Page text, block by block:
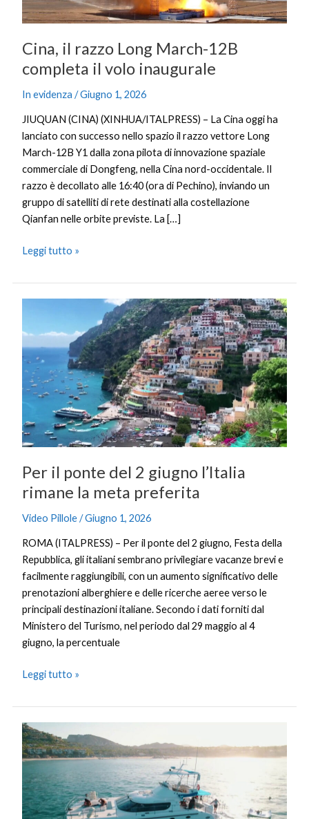
Cina, il razzo Long March-12B
completa il volo inaugurale
In evidenza /Giugno 1, 2026
JIUQUAN (CINA) (XINHUA/ITALPRESS) – La Cina oggi ha
lanciato con successo nello spazio il razzo vettore Long
March-12B Y1 dalla zona pilota di innovazione spaziale
commerciale di Dongfeng, nella Cina nord-occidentale. Il
razzo è decollato alle 16:40 (ora di Pechino), inviando un
gruppo di satelliti di rete destinati alla costellazione
Qianfan nelle orbite previste. La […]
inaugurale
Leggi tutto »
Per il ponte del 2 giugno l’Italia
rimane la meta preferita
Video Pillole/Giugno 1, 2026
ROMA (ITALPRESS) – Per il ponte del 2 giugno, Festa della
Repubblica, gli italiani sembrano privilegiare vacanze brevi e
facilmente raggiungibili, con un aumento significativo delle
prenotazioni alberghiere e delle ricerche aeree verso le
principali destinazioni italiane. Secondo i dati forniti dal
Ministero del Turismo, nel periodo dal 29 maggio al 4
giugno, la percentuale
ponte
del
2
giugno
rimane
la
preferita
Leggi tutto »
Nautica
da
diporto,
l’Italia
cresce
e